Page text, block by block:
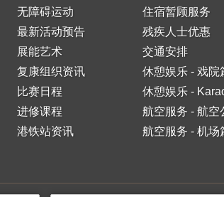
无障碍运动
最新活动预告
展能艺术
复康组织资讯
比赛日程
进修课程
港铁站资讯
住宿暂顾服务
残疾人士优惠
交通安排
休憩娱乐 - 戏院
休憩娱乐 -
航空服务 - 航空
航空服务 - 机场